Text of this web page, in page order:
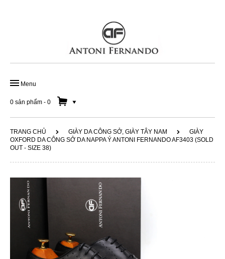
Menu
TRANG CHỦ
GIÀY DA CÔNG SỞ
GIÀY LƯỜI NAM
SOLD OUT 50%
DÂY LƯNG
0 sản phẩm - 0
TRANG CHỦ GIÀY DA CÔNG SỞ, GIÀY TÂY NAM
GIÀY
OXFORD DA CÔNG SỞ DA NAPPA Ý ANTONI FERNANDO AF3403 (SOLD
OUT - SIZE 38)